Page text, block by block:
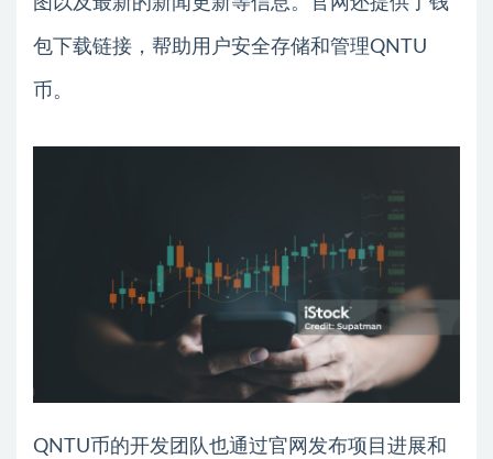
包下载链接，帮助用户安全存储和管理QNTU
币。
QNTU币的开发团队也通过官网发布项目进展和